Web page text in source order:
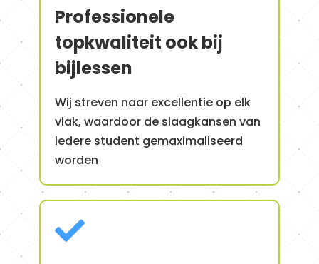
Professionele
topkwaliteit ook bij
bijlessen
Wij streven naar excellentie op elk
vlak, waardoor de slaagkansen van
iedere student gemaximaliseerd
worden
